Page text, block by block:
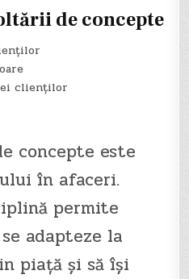
de concepte
clienților
concepte este
în afaceri.
permite
adapteze la
piață și să își